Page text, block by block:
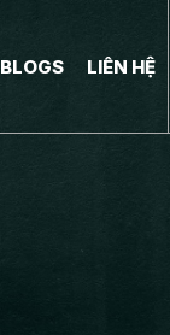
BLOGS LIÊN HỆ